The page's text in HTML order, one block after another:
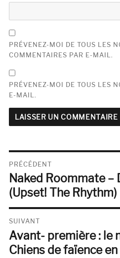
PRÉVENEZ-MOI DE TOUS LES
COMMENTAIRES PAR E-MAIL.
PRÉVENEZ-MOI DE TOUS LES
E-MAIL.
Navigation
de
l’article
PRÉCÉDENT
Publication
précédente :
Naked Roommate –
(Upset! The Rhythm)
SUIVANT
Publication
suivante :
Avant- première : le
Chiens de faïence